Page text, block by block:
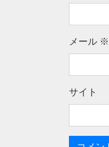
メール ※
サイト